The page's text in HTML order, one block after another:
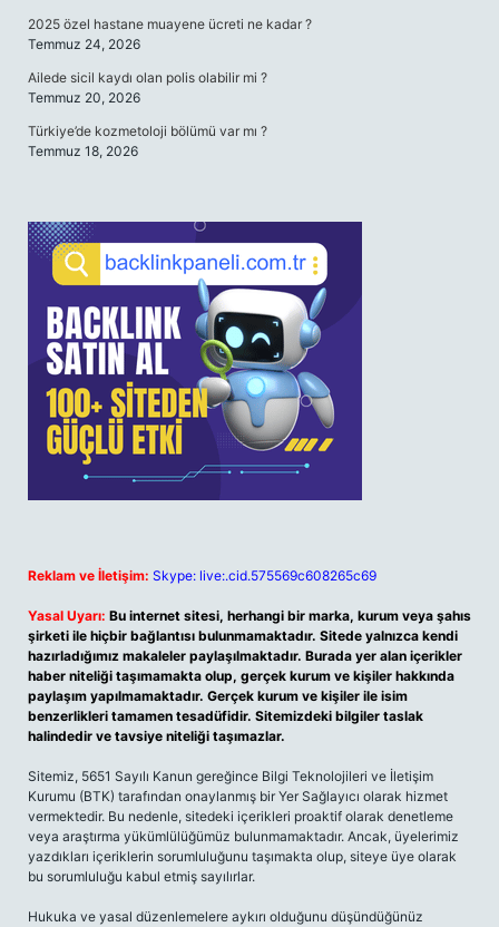
2025 özel hastane muayene ücreti ne kadar ?
Temmuz 24, 2026
Ailede sicil kaydı olan polis olabilir mi ?
Temmuz 20, 2026
Türkiye’de kozmetoloji bölümü var mı ?
Temmuz 18, 2026
Reklam ve İletişim: Skype: live:.cid.575569c608265c69
Yasal Uyarı: Bu internet sitesi, herhangi bir marka, kurum veya şahıs
şirketi ile hiçbir bağlantısı bulunmamaktadır. Sitede yalnızca kendi
hazırladığımız makaleler paylaşılmaktadır. Burada yer alan içerikler
haber niteliği taşımamakta olup, gerçek kurum ve kişiler hakkında
paylaşım yapılmamaktadır. Gerçek kurum ve kişiler ile isim
benzerlikleri tamamen tesadüfidir. Sitemizdeki bilgiler taslak
halindedir ve tavsiye niteliği taşımazlar.
Sitemiz, 5651 Sayılı Kanun gereğince Bilgi Teknolojileri ve İletişim
Kurumu (BTK) tarafından onaylanmış bir Yer Sağlayıcı olarak hizmet
vermektedir. Bu nedenle, sitedeki içerikleri proaktif olarak denetleme
veya araştırma yükümlülüğümüz bulunmamaktadır. Ancak, üyelerimiz
yazdıkları içeriklerin sorumluluğunu taşımakta olup, siteye üye olarak
bu sorumluluğu kabul etmiş sayılırlar.
Hukuka ve yasal düzenlemelere aykırı olduğunu düşündüğünüz